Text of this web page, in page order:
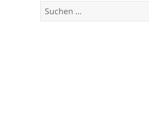
Suchen
nach: